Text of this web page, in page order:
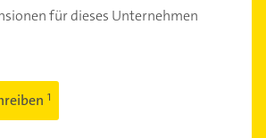
für dieses Unternehmen